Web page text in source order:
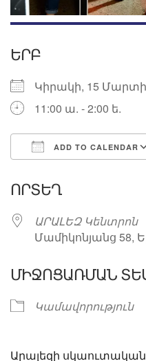
ԵՐԲ
Կիրակի, 15
11:00 ա. - 2:00 ե.
ADD TO CALENDAR
ՈՐՏԵՂ
ԱՐԱԼԵԶ Կենտրոն
Մամիկոնյանց 58,
ՄԻՋՈՑԱՌՄԱՆ
Կամավորություն
Արալեզի սկաուտական